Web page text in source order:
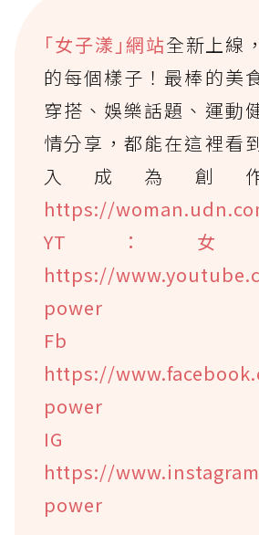
｢女子漾｣網站全新上線
的每個樣子！最棒的美
穿搭、娛樂話題、運動
情分享，都能在這裡看
入成為創
https://
YT：女
https://
power
Fb
https://
power
IG
https://
power